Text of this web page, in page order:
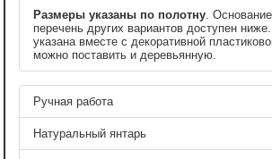
Размеры указаны по полотну .
перечень других вариантов доступен
указана вместе с декоративной
можно поставить и деревьянную.
Ручная работа
Натуральный янтарь